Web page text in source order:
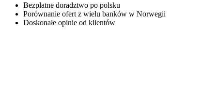
Bezpłatne doradztwo po polsku
Porównanie ofert z wielu banków w Norwegii
Doskonałe opinie od klientów